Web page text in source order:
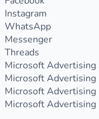
Instagram
WhatsApp
Messenger
Threads
Microsoft Advertising
Microsoft Advertising
Microsoft
Microsoft Advertising